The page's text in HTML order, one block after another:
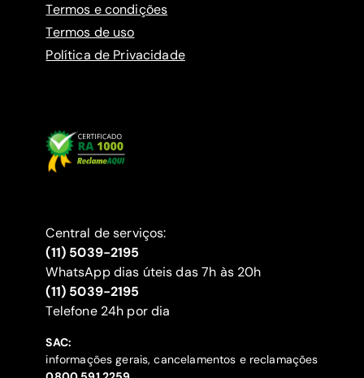
Termos e condições
Termos de uso
Política de Privacidade
Central de serviços:
(11) 5039-2195
WhatsApp dias úteis das 7h às 20h
(11) 5039-2195
‍Telefone 24h por dia
SAC:
informações gerais, cancelamentos e reclamações